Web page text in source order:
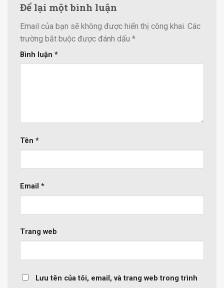
Để lại một bình luận
Email của bạn sẽ không được hiển thị công khai. Các
trường bắt buộc được đánh dấu *
Bình luận *
Tên *
Email *
Trang web
Lưu tên của tôi, email, và trang web trong trình